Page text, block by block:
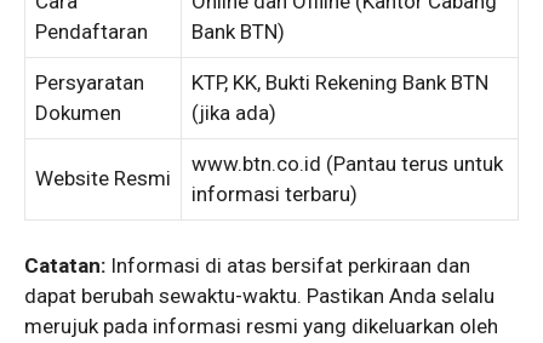
Pendaftaran
Bank BTN)
Persyaratan
Dokumen
KTP, KK, Bukti Rekening Bank BTN
(jika ada)
Website Resmi
www.btn.co.id (Pantau terus untuk
informasi terbaru)
Catatan: Informasi di atas bersifat perkiraan dan
dapat berubah sewaktu-waktu. Pastikan Anda selalu
merujuk pada informasi resmi yang dikeluarkan oleh